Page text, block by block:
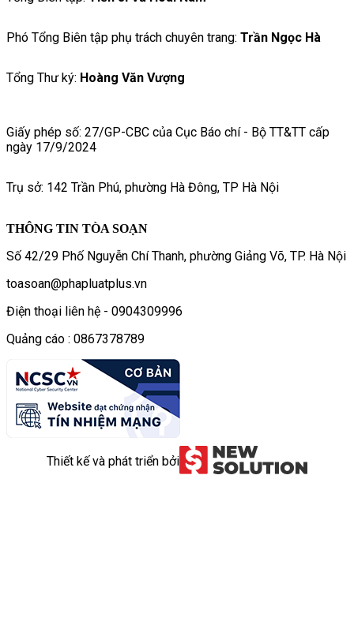
Phó Tổng Biên tập phụ trách chuyên trang: Trần Ngọc Hà
Tổng Thư ký: Hoàng Văn Vượng
Giấy phép số: 27/GP-CBC của Cục Báo chí - Bộ TT&TT cấp
ngày 17/9/2024
Trụ sở: 142 Trần Phú, phường Hà Đông, TP Hà Nội
THÔNG TIN TÒA SOẠN
Số 42/29 Phố Nguyễn Chí Thanh, phường Giảng Võ, TP. Hà Nội
toasoan@phapluatplus.vn
Điện thoại liên hệ - 0904309996
Quảng cáo : 0867378789
Thiết kế và phát triển bởi